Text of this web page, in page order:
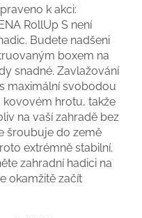
k akci:
RollUp S není
Budete nadšeni
boxem na
snadné. Zavlažování
maximální svobodou
hrotu, takže
na vaší zahradě bez
šroubuje do země
extrémně stabilní.
zahradní hadici na
okamžitě začít